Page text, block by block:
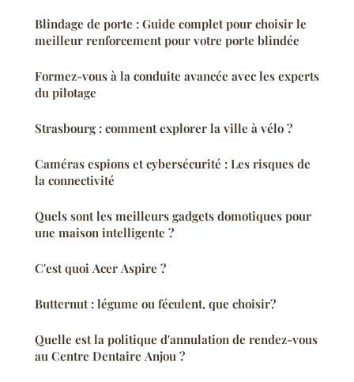
Blindage de porte : Guide complet pour choisir le
meilleur renforcement pour votre porte blindée
Formez-vous à la conduite avancée avec les experts
du pilotage
Strasbourg : comment explorer la ville à vélo ?
Caméras espions et cybersécurité : Les risques de
la connectivité
Quels sont les meilleurs gadgets domotiques pour
une maison intelligente ?
C'est quoi Acer Aspire ?
Butternut : légume ou féculent, que choisir?
Quelle est la politique d'annulation de rendez-vous
au Centre Dentaire Anjou ?